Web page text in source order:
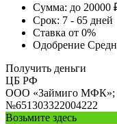
Сумма: до 20000
Срок: 7 - 65 дней
Ставка от 0%
Одобрение
Получить деньги
ЦБ РФ
ООО «Займиго МФК»;
№651303322004222
Возьмите здесь